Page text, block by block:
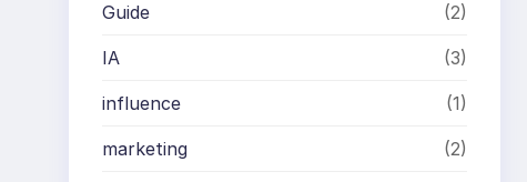
Guide (2)
IA (3)
influence (1)
marketing (2)